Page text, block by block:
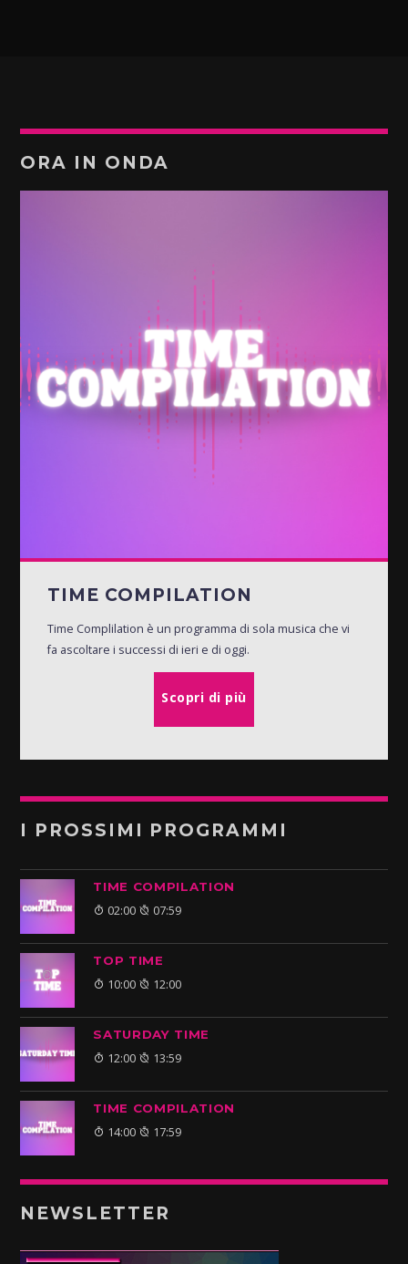
ORA IN ONDA
TIME COMPILATION
Time Complilation è un programma di sola musica che vi
fa ascoltare i successi di ieri e di oggi.
Scopri di più
I PROSSIMI PROGRAMMI
TIME COMPILATION
02:00 07:59
TOP TIME
10:00 12:00
SATURDAY TIME
12:00 13:59
TIME COMPILATION
14:00 17:59
NEWSLETTER